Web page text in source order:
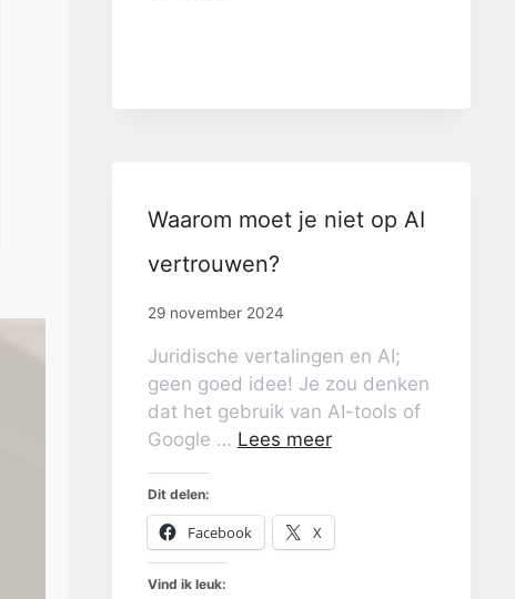
Waarom moet je niet op AI
vertrouwen?
29 november 2024
Juridische vertalingen en AI;
geen goed idee! Je zou denken
dat het gebruik van AI-tools of
Google … Lees meer
Dit delen:
Facebook X
Vind ik leuk: